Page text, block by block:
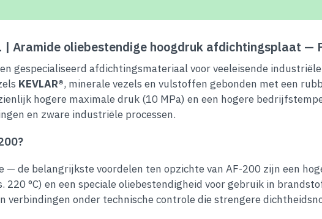
Aramide oliebestendige hoogdruk afdichtingsplaat —
gespecialiseerd afdichtingsmateriaal voor veeleisende
KEVLAR®, minerale vezels en vulstoffen gebonden met een
hogere maximale druk (10 MPa) en een hogere
en zware industriële processen.
— de belangrijkste voordelen ten opzichte van AF-200 zijn een
°C) en een speciale oliebestendigheid voor gebruik in
verbindingen onder technische controle die strengere